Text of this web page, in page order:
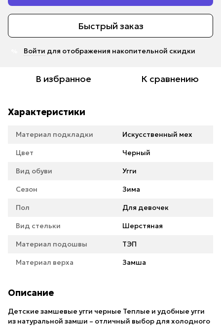
Быстрый заказ
Войти для отображения накопительной скидки
В избранное К сравнению
Характеристики
Материал подкладки Искусственный мех
Цвет Черный
Вид обуви Угги
Сезон Зима
Пол Для девочек
Вид стельки Шерстяная
Материал подошвы ТЭП
Материал верха Замша
Описание
Детские замшевые угги черные Теплые и удобные угги
из натуральной замши – отличный выбор для холодного